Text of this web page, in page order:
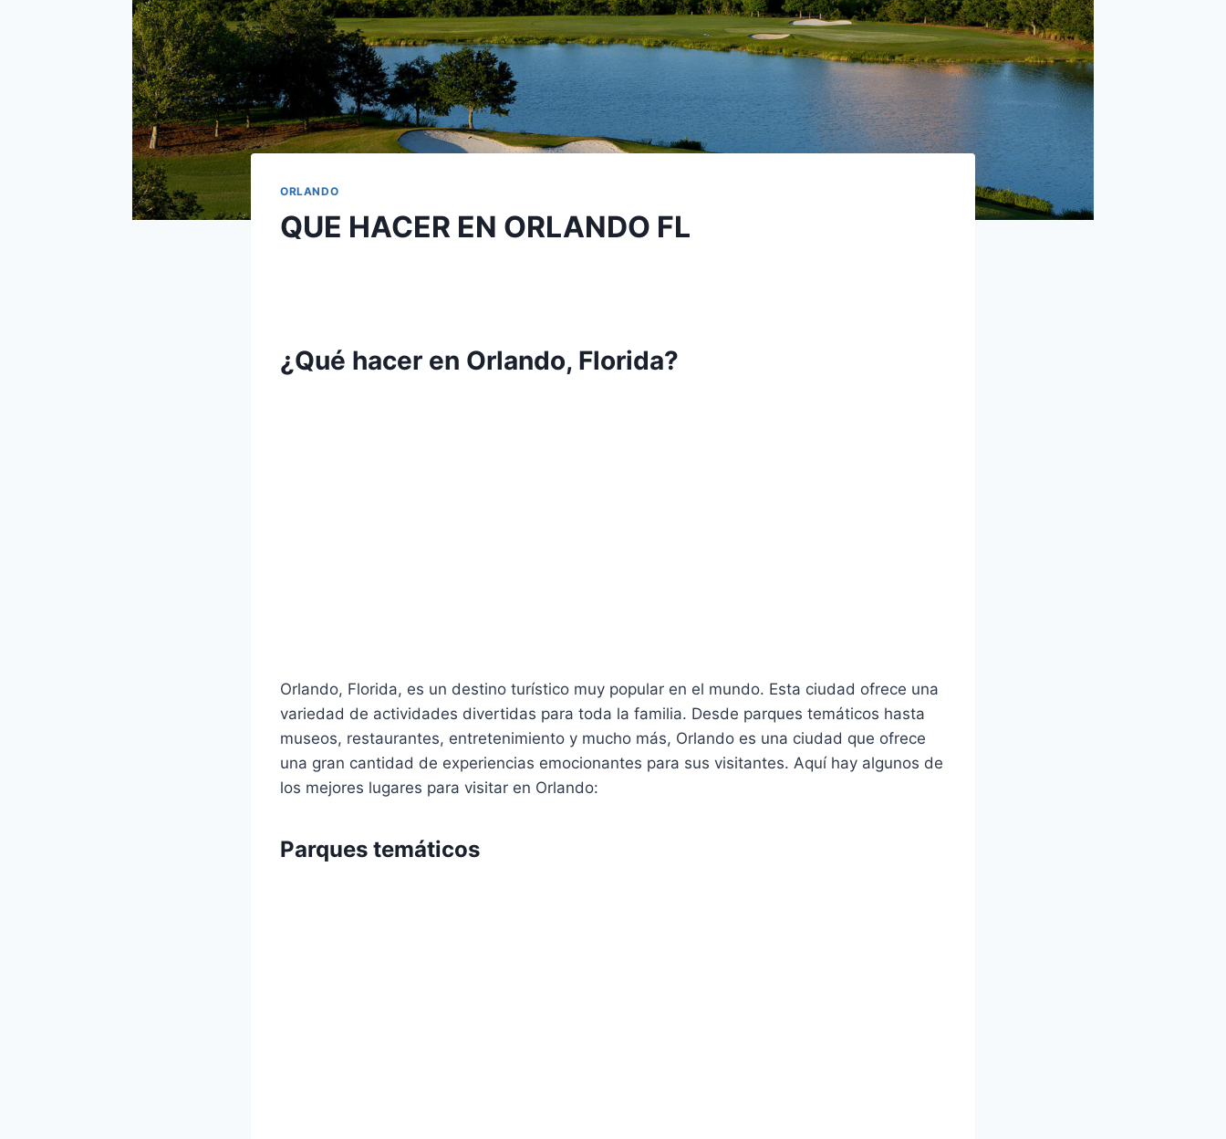
ORLANDO
QUE HACER EN ORLANDO FL
¿Qué hacer en Orlando, Florida?
Orlando, Florida, es un destino turístico muy popular en el mundo. Esta ciudad ofrece una
variedad de actividades divertidas para toda la familia. Desde parques temáticos hasta
museos, restaurantes, entretenimiento y mucho más, Orlando es una ciudad que ofrece
una gran cantidad de experiencias emocionantes para sus visitantes. Aquí hay algunos de
los mejores lugares para visitar en Orlando:
Parques temáticos